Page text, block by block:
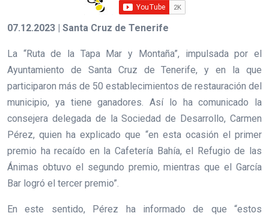
07.12.2023 | Santa Cruz de Tenerife
La “Ruta de la Tapa Mar y Montaña”, impulsada por el
Ayuntamiento de Santa Cruz de Tenerife, y en la que
participaron más de 50 establecimientos de restauración del
municipio, ya tiene ganadores. Así lo ha comunicado la
consejera delegada de la Sociedad de Desarrollo, Carmen
Pérez, quien ha explicado que “en esta ocasión el primer
premio ha recaído en la Cafetería Bahía, el Refugio de las
Ánimas obtuvo el segundo premio, mientras que el García
Bar logró el tercer premio”.
En este sentido, Pérez ha informado de que “estos